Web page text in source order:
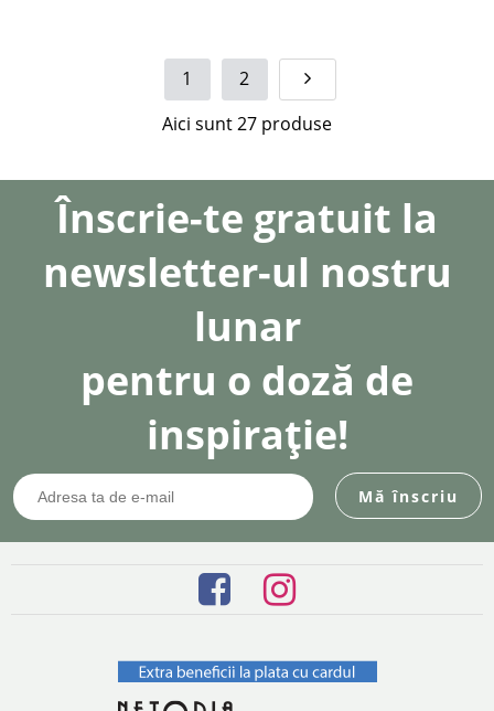
1
2
Aici sunt27 produse
Înscrie-te gratuit la
newsletter-ul nostru
lunar
pentru o doză de
inspirație!